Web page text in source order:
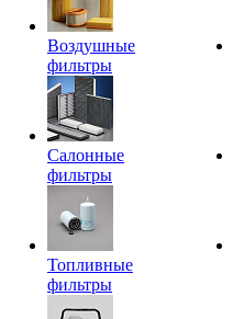
Воздушные
фильтры
Салонные
фильтры
Топливные
фильтры